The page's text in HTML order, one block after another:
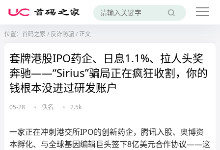
位置： 首码之家 / 反诈防骗 /正文
套牌港股IPO药企、日息1.1%、拉人头奖
奔驰——“Sirius”骗局正在疯狂收割，你的
钱根本没进过研发账户
05-28 佚名 2.5k
一家正在冲刺港交所IPO的创新药企，腾讯入股、奥博资
本孵化、与全球基因编辑巨头签下8亿美元合作协议——这